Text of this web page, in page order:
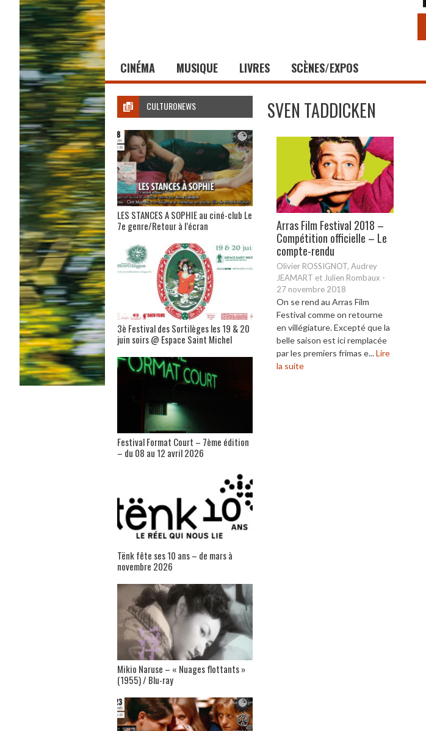
CINÉMA MUSIQUE LIVRES SCÈNES/EXPOS
SVEN TADDICKEN
Arras Film Festival 2018 –
Compétition officielle – Le
compte-rendu
Olivier ROSSIGNOT, Audrey
JEAMART et Julien Rombaux -
27 novembre 2018
On se rend au Arras Film
Festival comme on retourne
en villégiature. Excepté que la
belle saison est ici remplacée
par les premiers frimas e...Lire
la suite
CULTURONEWS
LES STANCES A SOPHIE au ciné-club Le
7e genre/Retour à l’écran
3è Festival des Sortilèges les 19 & 20
juin soirs @ Espace Saint Michel
Festival Format Court – 7ème édition
– du 08 au 12 avril 2026
Tënk fête ses 10 ans – de mars à
novembre 2026
Mikio Naruse – « Nuages flottants »
(1955) / Blu-ray